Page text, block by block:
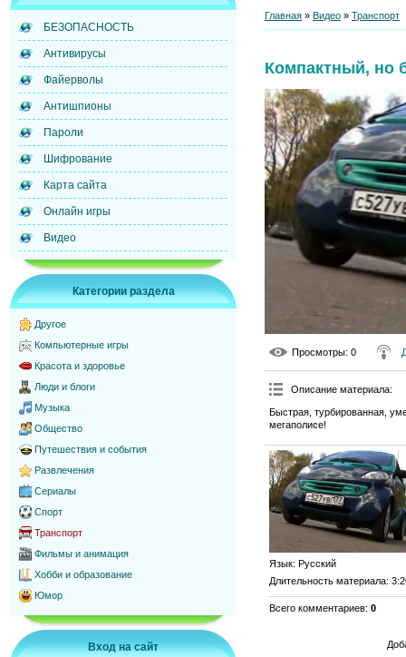
БЕЗОПАСНОСТЬ
Антивирусы
Файерволы
Антишпионы
Пароли
Шифрование
Карта сайта
Онлайн игры
Видео
Категории раздела
Другое
Компьютерные игры
Красота и здоровье
Люди и блоги
Музыка
Общество
Путешествия и события
Развлечения
Сериалы
Спорт
Транспорт
Фильмы и анимация
Хобби и образование
Юмор
Вход на сайт
Главная » Видео » Транспорт
Компактный, но
Просмотры: 0
Описание материала:
Быстрая, турбированная,
мегаполисе!
Язык: Русский
Длительность материала:
Всего комментариев: 0